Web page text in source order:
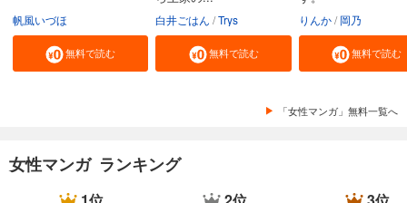
帆風いづほ
無料で読む
白井ごはん Trys
無料で読む
りんか 岡乃
無料で読む
「女性マンガ」無料一覧へ
女性マンガ ランキング